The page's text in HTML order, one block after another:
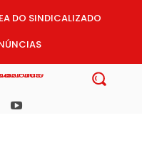
DO SINDICALIZADO